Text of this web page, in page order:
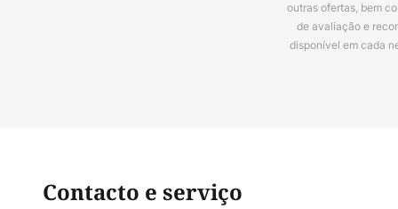
outras ofertas, bem
de avaliação e
disponível em cada
Contacto e serviço